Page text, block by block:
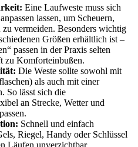
Eine Laufweste muss sich
lassen, um Scheuern,
vermeiden. Besonders wichtig
Größen erhältlich ist –
passen in der Praxis selten
zu Komforteinbußen.
Die Weste sollte sowohl mit
als auch mit einer
So lässt sich die
an Strecke, Wetter und
Schnell und einfach
Riegel, Handy oder Schlüssel
Läufen unverzichtbar.